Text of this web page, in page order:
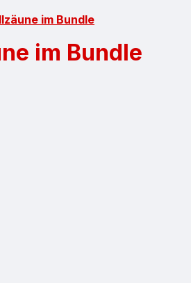
im Bundle
im Bundle